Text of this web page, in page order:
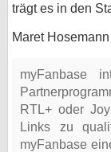
trägt es in den
Maret
myFanbase
RTL+ oder
Links zu
myFanbase